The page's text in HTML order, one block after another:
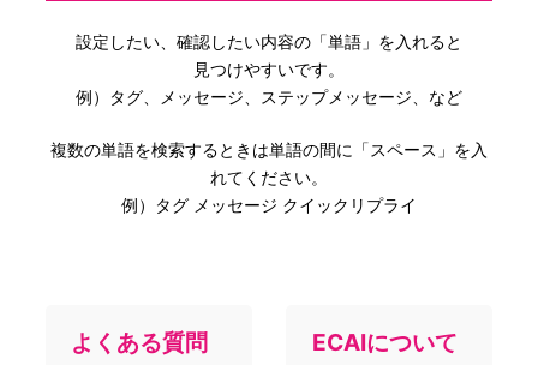
設定したい、確認したい内容の「単語」を入れると
見つけやすいです。
例）タグ、メッセージ、ステップメッセージ、など
複数の単語を検索するときは単語の間に「スペース」を入
れてください。
例）タグ メッセージ クイックリプライ
よくある質問 ECAIについて